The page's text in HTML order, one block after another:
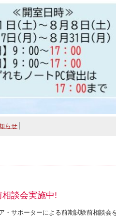
らせ
談会実施中!
・サポーターによる前期試験前相談